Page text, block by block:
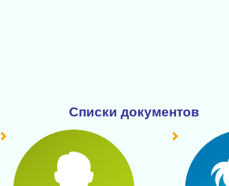
Списки документов